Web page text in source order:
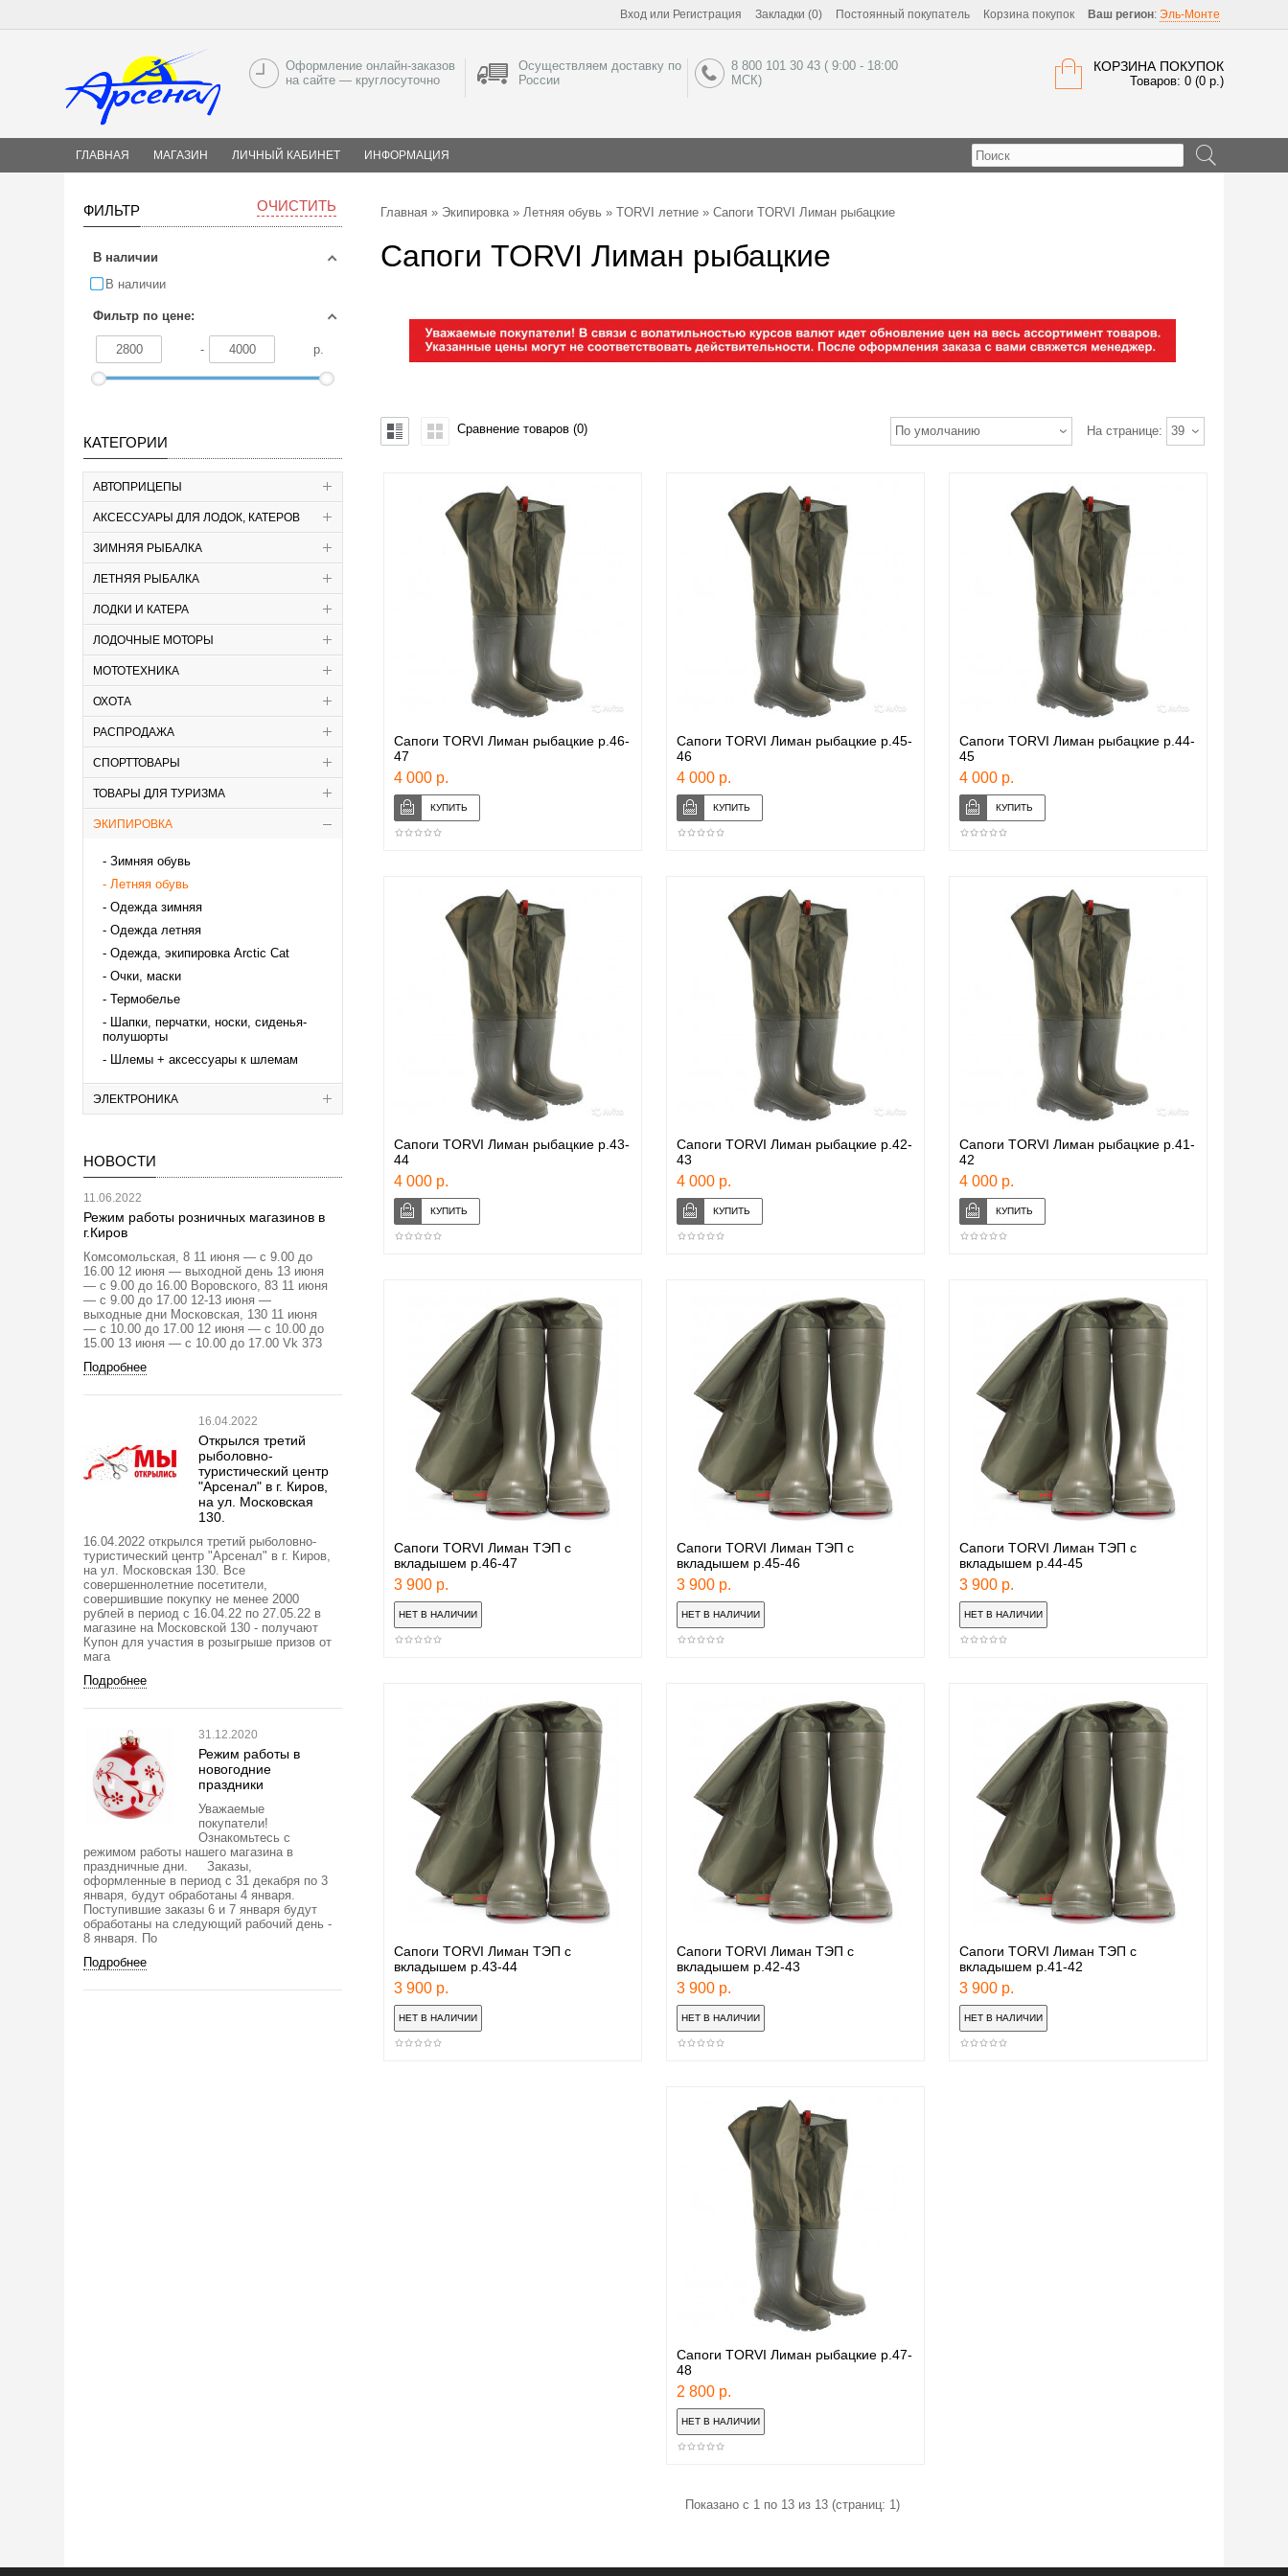
Вход или Регистрация Закладки (0) Постоянный покупатель Корзина покупок Ваш регион: Эль-Монте
КОРЗИНА ПОКУПОК
Товаров: 0 (0 р.)
Оформление онлайн-заказов
на сайте — круглосуточно
Осуществляем доставку по
России
8 800 101 30 43 ( 9:00 - 18:00
МСК)
ГЛАВНАЯ МАГАЗИН ЛИЧНЫЙ КАБИНЕТ ИНФОРМАЦИЯ
ФИЛЬТР ОЧИСТИТЬ
В наличии
В наличии
Фильтр по цене:
- р.
КАТЕГОРИИ
АВТОПРИЦЕПЫ
АКСЕССУАРЫ ДЛЯ ЛОДОК, КАТЕРОВ
ЗИМНЯЯ РЫБАЛКА
ЛЕТНЯЯ РЫБАЛКА
ЛОДКИ И КАТЕРА
ЛОДОЧНЫЕ МОТОРЫ
МОТОТЕХНИКА
ОХОТА
РАСПРОДАЖА
СПОРТТОВАРЫ
ТОВАРЫ ДЛЯ ТУРИЗМА
ЭКИПИРОВКА
Зимняя обувь
Летняя обувь
Одежда зимняя
Одежда летняя
Одежда, экипировка Аrctic Cat
Очки, маски
Термобелье
Шапки, перчатки, носки, сиденья-
полушорты
Шлемы + аксессуары к шлемам
ЭЛЕКТРОНИКА
НОВОСТИ
11.06.2022
Режим работы розничных магазинов в
г.Киров
Комсомольская, 8 11 июня — с 9.00 до
16.00 12 июня — выходной день 13 июня
— с 9.00 до 16.00 Воровского, 83 11 июня
— с 9.00 до 17.00 12-13 июня —
выходные дни Московская, 130 11 июня
— с 10.00 до 17.00 12 июня — с 10.00 до
15.00 13 июня — с 10.00 до 17.00 Vk 373
Подробнее
16.04.2022
Открылся третий
рыболовно-
туристический центр
"Арсенал" в г. Киров,
на ул. Московская
130.
16.04.2022 открылся третий рыболовно-
туристический центр "Арсенал" в г. Киров,
на ул. Московская 130. Все
совершеннолетние посетители,
совершившие покупку не менее 2000
рублей в период с 16.04.22 по 27.05.22 в
магазине на Московской 130 - получают
Купон для участия в розыгрыше призов от
мага
Подробнее
31.12.2020
Режим работы в
новогодние
праздники
Уважаемые
покупатели!
Ознакомьтесь с
режимом работы нашего магазина в
праздничные дни. Заказы,
оформленные в период с 31 декабря по 3
января, будут обработаны 4 января.
Поступившие заказы 6 и 7 января будут
обработаны на следующий рабочий день -
8 января. По
Подробнее
Главная » Экипировка» Летняя обувь » TORVI летние » Сапоги TORVI Лиман рыбацкие
Сапоги TORVI Лиман рыбацкие
На странице: 39
По умолчанию
Сравнение товаров (0)
Сапоги TORVI Лиман рыбацкие р.46-
47
4 000 р.
Сапоги TORVI Лиман рыбацкие р.45-
46
4 000 р.
Сапоги TORVI Лиман рыбацкие р.44-
45
4 000 р.
Сапоги TORVI Лиман рыбацкие р.43-
44
4 000 р.
Сапоги TORVI Лиман рыбацкие р.42-
43
4 000 р.
Сапоги TORVI Лиман рыбацкие р.41-
42
4 000 р.
Сапоги TORVI Лиман ТЭП с
вкладышем р.46-47
3 900 р.
Сапоги TORVI Лиман ТЭП с
вкладышем р.45-46
3 900 р.
Сапоги TORVI Лиман ТЭП с
вкладышем р.44-45
3 900 р.
Сапоги TORVI Лиман ТЭП с
вкладышем р.43-44
3 900 р.
Сапоги TORVI Лиман ТЭП с
вкладышем р.42-43
3 900 р.
Сапоги TORVI Лиман ТЭП с
вкладышем р.41-42
3 900 р.
Сапоги TORVI Лиман рыбацкие р.47-
48
2 800 р.
Показано с 1 по 13 из 13 (страниц: 1)